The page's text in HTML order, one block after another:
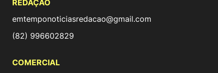
REDAÇÃO
emtemponoticiasredacao@gmail.com
(82) 996602829
COMERCIAL